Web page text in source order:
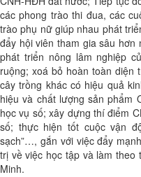
các phong trào thi đua, các
trào phụ nữ giúp nhau phát
đẩy hội viên tham gia sâu
phát triển nông lâm nghiệp
ruộng; xoá bỏ hoàn toàn diện
cây trồng khác có hiệu quả
hiệu và chất lượng sản phẩm
học vụ số; xây dựng thí điểm
số; thực hiện tốt cuộc vận
sạch”…, gắn với việc đẩy
trị về việc học tập và làm
Minh.